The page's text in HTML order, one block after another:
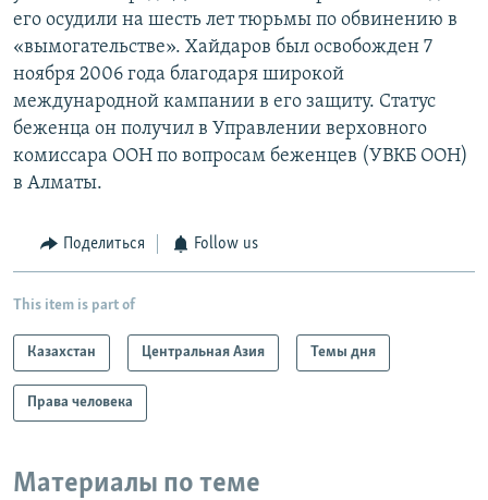
его осудили на шесть лет тюрьмы по обвинению в
«вымогательстве». Хайдаров был освобожден 7
ноября 2006 года благодаря широкой
международной кампании в его защиту. Статус
беженца он получил в Управлении верховного
комиссара ООН по вопросам беженцев (УВКБ ООН)
в Алматы.
Поделиться Follow us
This item is part of
Казахстан Центральная Азия Темы дня
Права человека
Материалы по теме